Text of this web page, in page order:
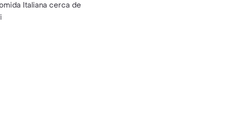
Italiana cerca de